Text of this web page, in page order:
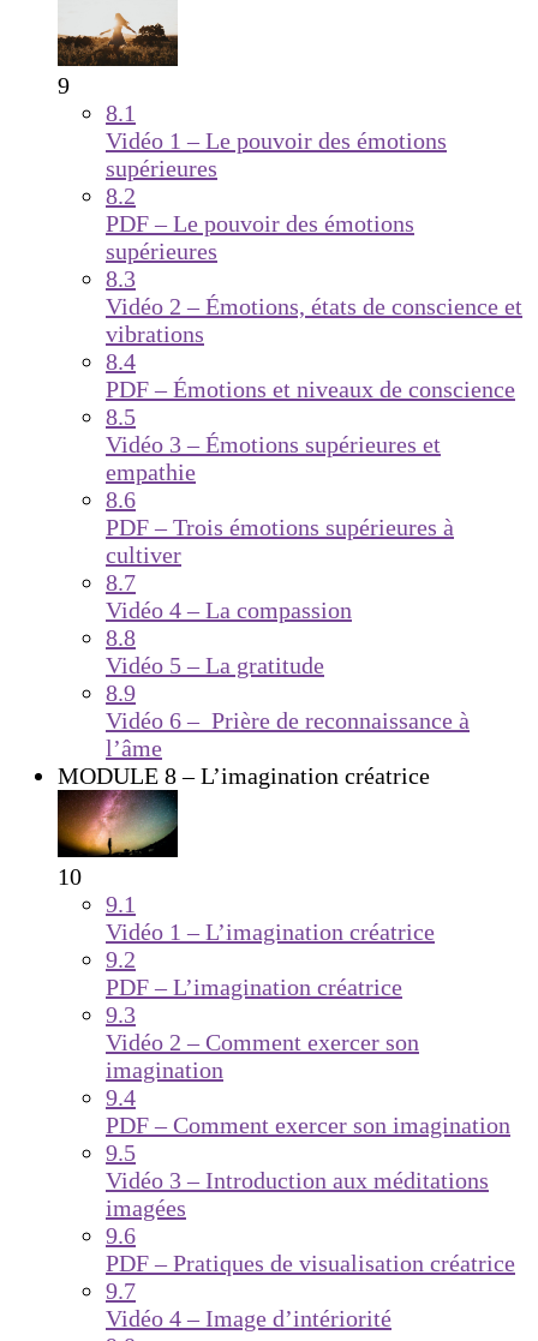
9
8.1
Vidéo 1 – Le pouvoir des émotions
supérieures
8.2
PDF – Le pouvoir des émotions
supérieures
8.3
Vidéo 2 – Émotions, états de conscience et
vibrations
8.4
PDF – Émotions et niveaux de conscience
8.5
Vidéo 3 – Émotions supérieures et
empathie
8.6
PDF – Trois émotions supérieures à
cultiver
8.7
Vidéo 4 – La compassion
8.8
Vidéo 5 – La gratitude
8.9
Vidéo 6 – Prière de reconnaissance à
l’âme
MODULE 8 – L’imagination créatrice
10
9.1
Vidéo 1 – L’imagination créatrice
9.2
PDF – L’imagination créatrice
9.3
Vidéo 2 – Comment exercer son
imagination
9.4
PDF – Comment exercer son imagination
9.5
Vidéo 3 – Introduction aux méditations
imagées
9.6
PDF – Pratiques de visualisation créatrice
9.7
Vidéo 4 – Image d’intériorité